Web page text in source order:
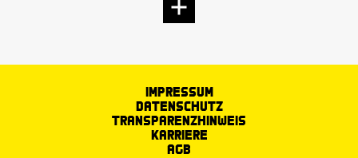
Impressum
Datenschutz
Transparenzhinweis
Karriere
AGB